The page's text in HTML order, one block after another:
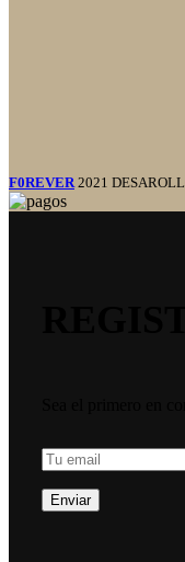
F0REVER 2021